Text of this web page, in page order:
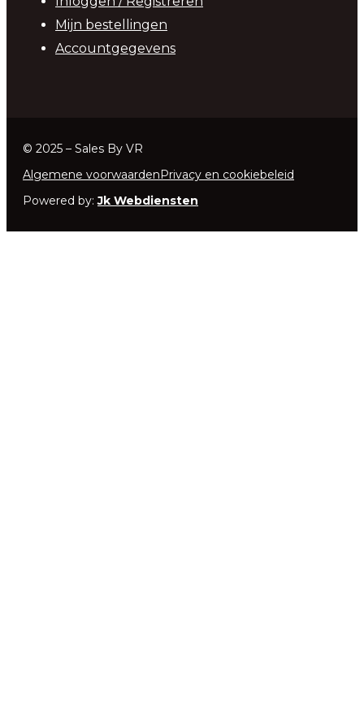
Mijn bestellingen
Accountgegevens
© 2025 – Sales By VR
Algemene voorwaarden Privacy en cookiebeleid
Powered by:Jk Webdiensten